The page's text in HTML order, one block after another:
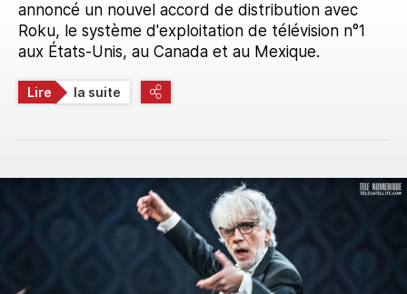
annoncé un nouvel accord de distribution avec
Roku, le système d'exploitation de télévision n°1
aux États-Unis, au Canada et au Mexique.
Lire la suite